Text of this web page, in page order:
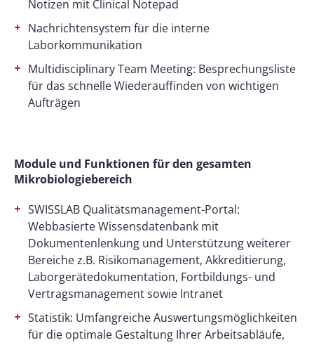
Notizen mit Clinical Notepad
Nachrichtensystem für die interne
Laborkommunikation
Multidisciplinary Team Meeting: Besprechungsliste
für das schnelle Wiederauffinden von wichtigen
Aufträgen
Module und Funktionen für den gesamten
Mikrobiologiebereich
SWISSLAB Qualitätsmanagement-Portal:
Webbasierte Wissensdatenbank mit
Dokumentenlenkung und Unterstützung weiterer
Bereiche z.B. Risikomanagement, Akkreditierung,
Laborgerätedokumentation, Fortbildungs- und
Vertragsmanagement sowie Intranet
Statistik: Umfangreiche Auswertungsmöglichkeiten
für die optimale Gestaltung Ihrer Arbeitsabläufe,